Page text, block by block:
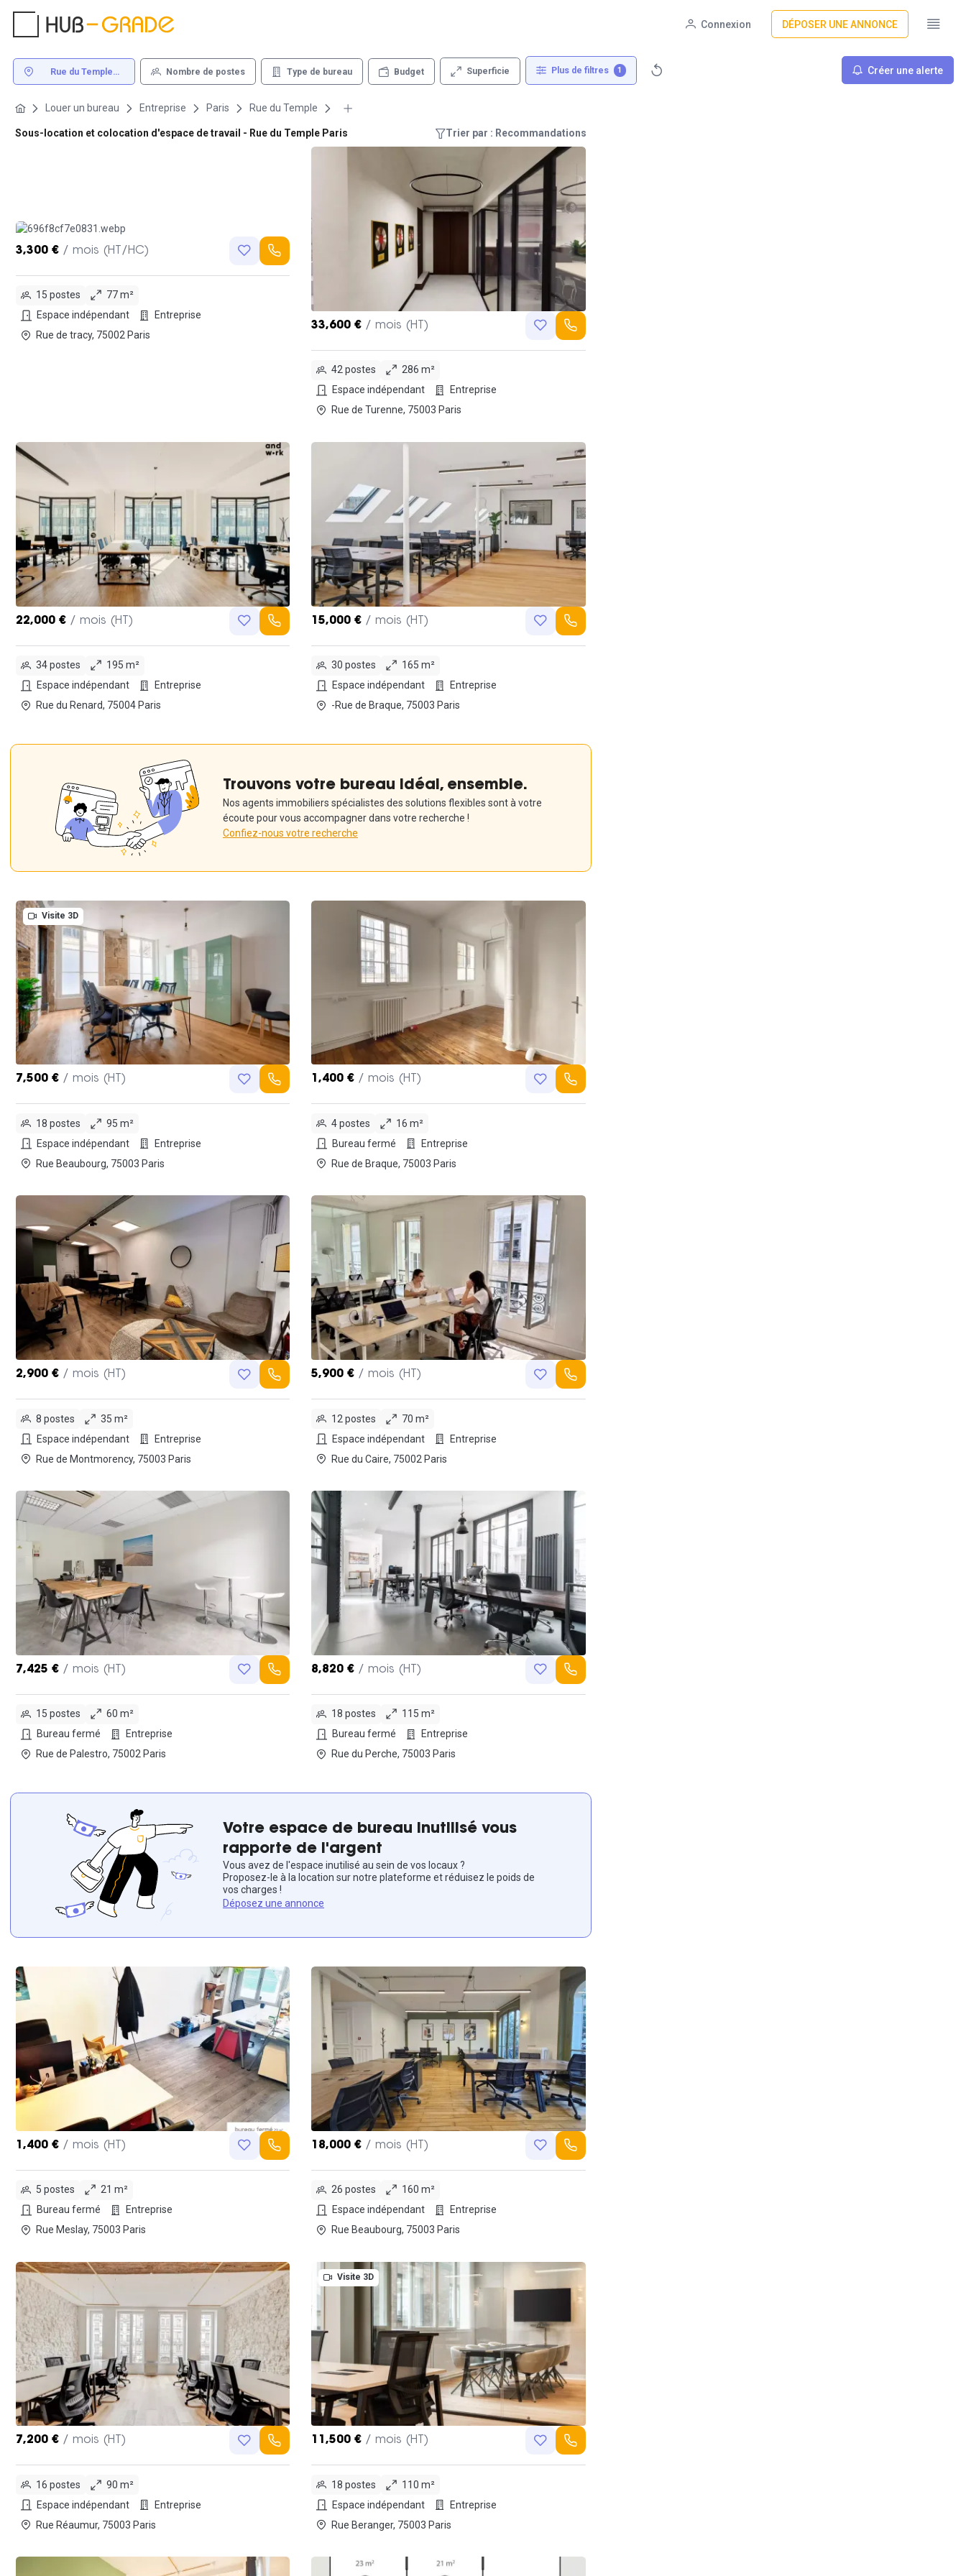
Connexion DÉPOSER UNE ANNONCE
Rue du Temple
Nombre de postes Type de bureau Budget Superficie Plus de filtres 1 Créer une alerte
Louer un bureau Entreprise Paris Rue du Temple
Sous-location et colocation d'espace de travail - Rue du Temple Paris Trier par : Recommandations
3,300 € / mois (HT/HC)
15 postes
77 m²
Espace indépendant
Entreprise
Rue de tracy, 75002 Paris
33,600 € / mois (HT)
42 postes
286 m²
Espace indépendant
Entreprise
Rue de Turenne, 75003 Paris
22,000 € / mois (HT)
34 postes
195 m²
Espace indépendant
Entreprise
Rue du Renard, 75004 Paris
15,000 € / mois (HT)
30 postes
165 m²
Espace indépendant
Entreprise
-Rue de Braque, 75003 Paris
Trouvons votre bureau idéal, ensemble.
Nos agents immobiliers spécialistes des solutions flexibles sont à votre
écoute pour vous accompagner dans votre recherche !
Confiez-nous votre recherche
Visite 3D
7,500 € / mois (HT)
18 postes
95 m²
Espace indépendant
Entreprise
Rue Beaubourg, 75003 Paris
1,400 € / mois (HT)
4 postes
16 m²
Bureau fermé
Entreprise
Rue de Braque, 75003 Paris
2,900 € / mois (HT)
8 postes
35 m²
Espace indépendant
Entreprise
Rue de Montmorency, 75003 Paris
5,900 € / mois (HT)
12 postes
70 m²
Espace indépendant
Entreprise
Rue du Caire, 75002 Paris
7,425 € / mois (HT)
15 postes
60 m²
Bureau fermé
Entreprise
Rue de Palestro, 75002 Paris
8,820 € / mois (HT)
18 postes
115 m²
Bureau fermé
Entreprise
Rue du Perche, 75003 Paris
Votre espace de bureau inutilisé vous
rapporte de l'argent
Vous avez de l'espace inutilisé au sein de vos locaux ?
Proposez-le à la location sur notre plateforme et réduisez le poids de
vos charges !
Déposez une annonce
1,400 € / mois (HT)
5 postes
21 m²
Bureau fermé
Entreprise
Rue Meslay, 75003 Paris
18,000 € / mois (HT)
26 postes
160 m²
Espace indépendant
Entreprise
Rue Beaubourg, 75003 Paris
7,200 € / mois (HT)
16 postes
90 m²
Espace indépendant
Entreprise
Rue Réaumur, 75003 Paris
Visite 3D
11,500 € / mois (HT)
18 postes
110 m²
Espace indépendant
Entreprise
Rue Beranger, 75003 Paris